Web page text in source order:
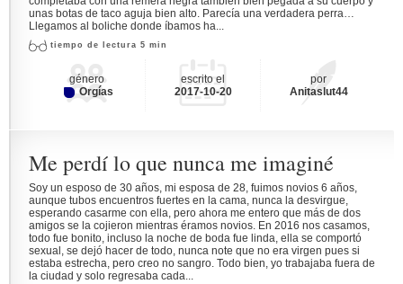
unas botas de taco aguja bien alto. Parecía una verdadera perra…
Llegamos al boliche donde íbamos ha...
tiempo de lectura 5 min
género
Orgías
escrito el
2017-10-20
por
Anitaslut44
Me perdí lo que nunca me imaginé
Soy un esposo de 30 años, mi esposa de 28, fuimos novios 6 años,
aunque tubos encuentros fuertes en la cama, nunca la desvirgue,
esperando casarme con ella, pero ahora me entero que más de dos
amigos se la cojieron mientras éramos novios. En 2016 nos casamos,
todo fue bonito, incluso la noche de boda fue linda, ella se comportó
sexual, se dejó hacer de todo, nunca note que no era virgen pues si
estaba estrecha, pero creo no sangro. Todo bien, yo trabajaba fuera de
la ciudad y solo regresaba cada...